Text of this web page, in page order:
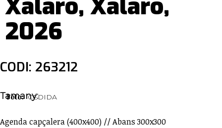
Xalaro, Xalaro,
2026
CODI: 263212
Foto: CEDIDA
Tamany:
Agenda capçalera (400x400) // Abans 300x300